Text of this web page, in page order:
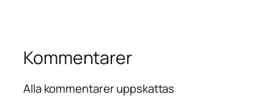
Kommentarer
Alla kommentarer uppskattas